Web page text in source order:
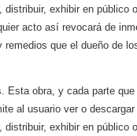
exhibir en
acto así revocará de
que el dueño de
obra, y cada parte
al usuario ver o
exhibir en